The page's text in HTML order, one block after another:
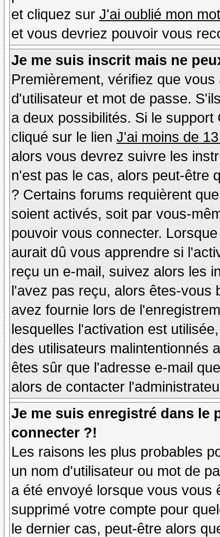
et cliquez sur J'ai oublié mon
et vous devriez pouvoir vous
Je me suis inscrit mais ne
Premièrement, vérifiez que
d'utilisateur et mot de passe.
a deux possibilités. Si le
cliqué sur le lien J'ai moins de
alors vous devrez suivre les
n'est pas le cas, alors peut-être
? Certains forums requièrent
soient activés, soit par vous-
pouvoir vous connecter.
aurait dû vous apprendre si
reçu un e-mail, suivez alors les
l'avez pas reçu, alors êtes-vous
avez fournie lors de
lesquelles l'activation est
des utilisateurs malintentionnés
êtes sûr que l'adresse e-mail
alors de contacter
Je me suis enregistré dans le
connecter ?!
Les raisons les plus probables
un nom d'utilisateur ou mot de
a été envoyé lorsque vous vous
supprimé votre compte pour
le dernier cas, peut-être alors